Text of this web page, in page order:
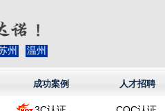
州 温州
成功案例 人才招聘